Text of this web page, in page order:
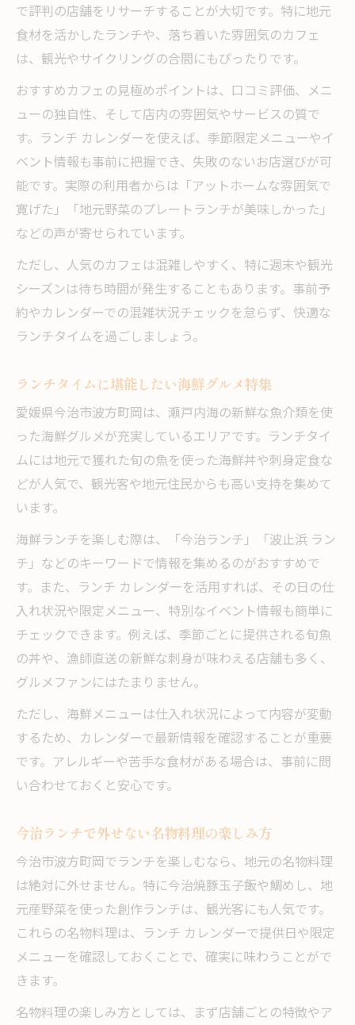
で評判の店舗をリサーチすることが大切です。特に地元
食材を活かしたランチや、落ち着いた雰囲気のカフェ
は、観光やサイクリングの合間にもぴったりです。
おすすめカフェの見極めポイントは、口コミ評価、メニ
ューの独自性、そして店内の雰囲気やサービスの質で
す。ランチ カレンダーを使えば、季節限定メニューやイ
ベント情報も事前に把握でき、失敗のないお店選びが可
能です。実際の利用者からは「アットホームな雰囲気で
寛げた」「地元野菜のプレートランチが美味しかった」
などの声が寄せられています。
ただし、人気のカフェは混雑しやすく、特に週末や観光
シーズンは待ち時間が発生することもあります。事前予
約やカレンダーでの混雑状況チェックを怠らず、快適な
ランチタイムを過ごしましょう。
ランチタイムに堪能したい海鮮グルメ特集
愛媛県今治市波方町岡は、瀬戸内海の新鮮な魚介類を使
った海鮮グルメが充実しているエリアです。ランチタイ
ムには地元で獲れた旬の魚を使った海鮮丼や刺身定食な
どが人気で、観光客や地元住民からも高い支持を集めて
います。
海鮮ランチを楽しむ際は、「今治ランチ」「波止浜 ラン
チ」などのキーワードで情報を集めるのがおすすめで
す。また、ランチ カレンダーを活用すれば、その日の仕
入れ状況や限定メニュー、特別なイベント情報も簡単に
チェックできます。例えば、季節ごとに提供される旬魚
の丼や、漁師直送の新鮮な刺身が味わえる店舗も多く、
グルメファンにはたまりません。
ただし、海鮮メニューは仕入れ状況によって内容が変動
するため、カレンダーで最新情報を確認することが重要
です。アレルギーや苦手な食材がある場合は、事前に問
い合わせておくと安心です。
今治ランチで外せない名物料理の楽しみ方
今治市波方町岡でランチを楽しむなら、地元の名物料理
は絶対に外せません。特に今治焼豚玉子飯や鯛めし、地
元産野菜を使った創作ランチは、観光客にも人気です。
これらの名物料理は、ランチ カレンダーで提供日や限定
メニューを確認しておくことで、確実に味わうことがで
きます。
名物料理の楽しみ方としては、まず店舗ごとの特徴やア